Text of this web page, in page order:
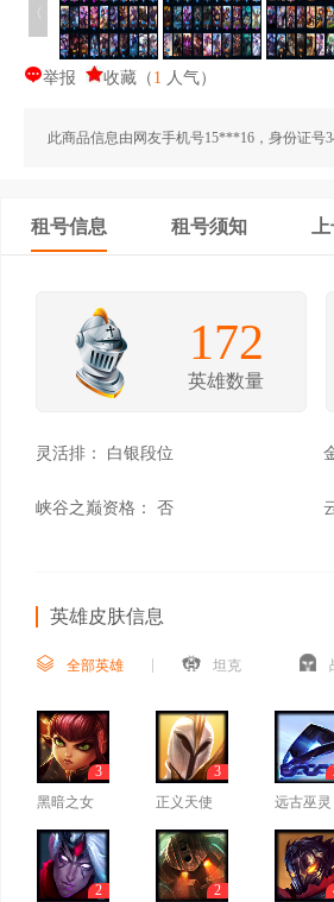
〈
举报 收藏 （ 1 人气）
此商品信息由网友手机号15***16，身份证号
租号信息 租号须知
172
英雄数量
灵活排： 白银段位
峡谷之巅资格： 否
英雄皮肤信息
全部英雄 坦克
黑暗之女
3
正义天使
3
远古巫灵
2
2